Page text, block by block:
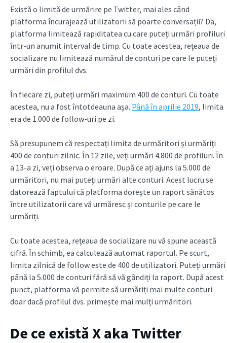
Există o limită de urmărire pe Twitter, mai ales când
platforma încurajează utilizatorii să poarte conversații? Da,
platforma limitează rapiditatea cu care puteți urmări profiluri
într-un anumit interval de timp. Cu toate acestea, rețeaua de
socializare nu limitează numărul de conturi pe care le puteți
urmări din profilul dvs.
În fiecare zi, puteți urmări maximum 400 de conturi. Cu toate
acestea, nu a fost întotdeauna așa. Până în aprilie 2019, limita
era de 1.000 de follow-uri pe zi.
Să presupunem că respectați limita de urmăritori și urmăriți
400 de conturi zilnic. În 12 zile, veți urmări 4.800 de profiluri. În
a 13-a zi, veți observa o eroare. După ce ați ajuns la 5.000 de
urmăritori, nu mai puteți urmări alte conturi. Acest lucru se
datorează faptului că platforma dorește un raport sănătos
între utilizatorii care vă urmăresc și conturile pe care le
urmăriți.
Cu toate acestea, rețeaua de socializare nu vă spune această
cifră. În schimb, ea calculează automat raportul. Pe scurt,
limita zilnică de follow este de 400 de utilizatori. Puteți urmări
până la 5.000 de conturi fără să vă gândiți la raport. După acest
punct, platforma vă permite să urmăriți mai multe conturi
doar dacă profilul dvs. primește mai mulți urmăritori.
De ce există X aka Twitter